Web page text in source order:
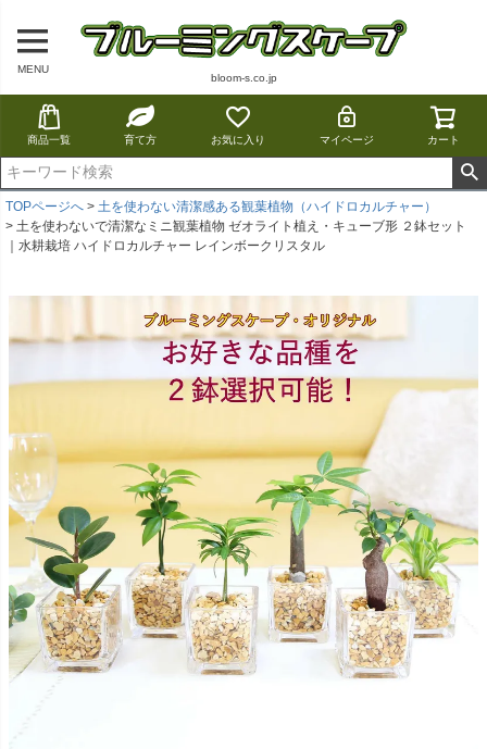
MENU
bloom-s.co.jp
商品一覧 育て方 お気に入り マイページ カート
TOPページへ
土を使わない清潔感ある観葉植物（ハイドロカルチャー）
土を使わないで清潔なミニ観葉植物 ゼオライト植え・キューブ形 ２鉢セット
｜水耕栽培 ハイドロカルチャー レインボークリスタル